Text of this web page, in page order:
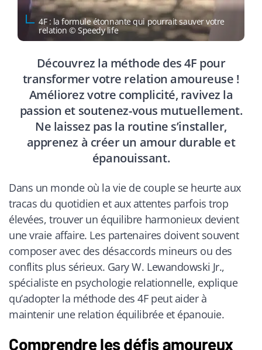
4F : la formule étonnante qui pourrait sauver votre
relation © Speedy life
Découvrez la méthode des 4F pour
transformer votre relation amoureuse !
Améliorez votre complicité, ravivez la
passion et soutenez-vous mutuellement.
Ne laissez pas la routine s’installer,
apprenez à créer un amour durable et
épanouissant.
Dans un monde où la vie de couple se heurte aux
tracas du quotidien et aux attentes parfois trop
élevées, trouver un équilibre harmonieux devient
une vraie affaire. Les partenaires doivent souvent
composer avec des désaccords mineurs ou des
conflits plus sérieux. Gary W. Lewandowski Jr.,
spécialiste en psychologie relationnelle, explique
qu’adopter la méthode des 4F peut aider à
maintenir une relation équilibrée et épanouie.
Comprendre les défis amoureux